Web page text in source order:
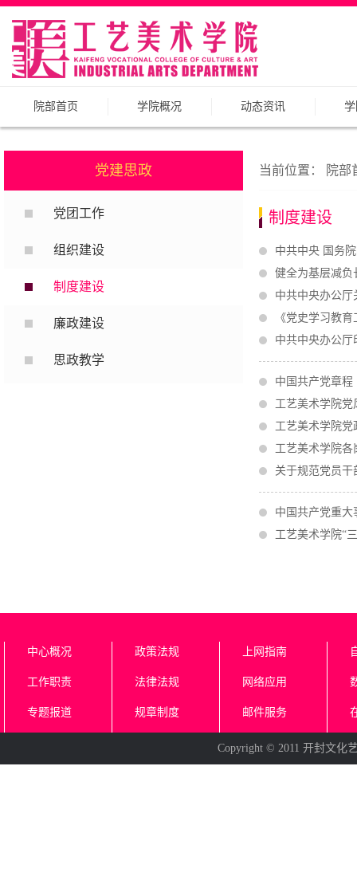
院部首页 学院概况 动态资讯
党建思政
党团工作
组织建设
制度建设
廉政建设
思政教学
当前位置： 院部
制度建设
中共中央 国务
健全为基层减
中共中央办公
《党史学习教
中共中央办公
中国共产党章程
工艺美术学院
工艺美术学院党
工艺美术学院各
关于规范党员干
中国共产党重大
工艺美术学院“
中心概况
工作职责
专题报道
政策法规
法律法规
规章制度
上网指南
网络应用
邮件服务
Copyright © 2011 开封文